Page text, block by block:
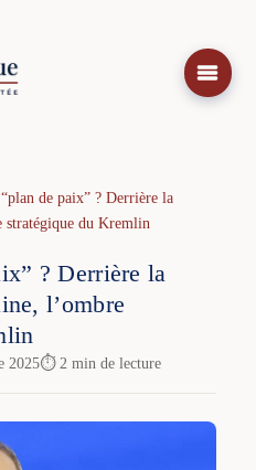
de paix” ? Derrière la
stratégique du Kremlin
? Derrière la
l’ombre
2025⏱ 2 min de lecture